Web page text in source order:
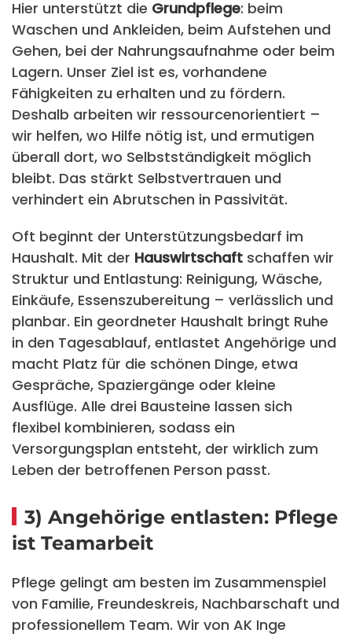
Hier unterstützt die Grundpflege: beim
Waschen und Ankleiden, beim Aufstehen und
Gehen, bei der Nahrungsaufnahme oder beim
Lagern. Unser Ziel ist es, vorhandene
Fähigkeiten zu erhalten und zu fördern.
Deshalb arbeiten wir ressourcenorientiert –
wir helfen, wo Hilfe nötig ist, und ermutigen
überall dort, wo Selbstständigkeit möglich
bleibt. Das stärkt Selbstvertrauen und
verhindert ein Abrutschen in Passivität.
Oft beginnt der Unterstützungsbedarf im
Haushalt. Mit der Hauswirtschaft schaffen wir
Struktur und Entlastung: Reinigung, Wäsche,
Einkäufe, Essenszubereitung – verlässlich und
planbar. Ein geordneter Haushalt bringt Ruhe
in den Tagesablauf, entlastet Angehörige und
macht Platz für die schönen Dinge, etwa
Gespräche, Spaziergänge oder kleine
Ausflüge. Alle drei Bausteine lassen sich
flexibel kombinieren, sodass ein
Versorgungsplan entsteht, der wirklich zum
Leben der betroffenen Person passt.
3) Angehörige entlasten: Pflege
ist Teamarbeit
Pflege gelingt am besten im Zusammenspiel
von Familie, Freundeskreis, Nachbarschaft und
professionellem Team. Wir von AK Inge